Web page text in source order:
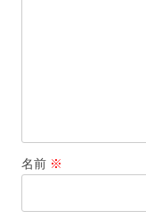
名前 ※